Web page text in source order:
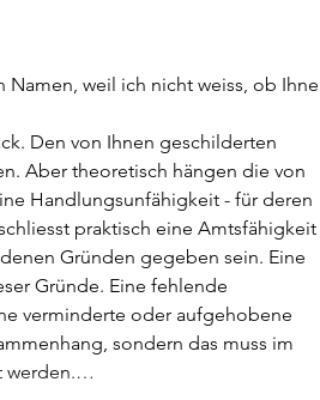
Namen, weil ich nicht weiss, ob
Den von Ihnen geschilderten
Aber theoretisch hängen die von
Handlungsunfähigkeit - für deren
praktisch eine Amtsfähigkeit
Gründen gegeben sein. Eine
Gründe. Eine fehlende
verminderte oder aufgehobene
sondern das muss im
werden.…